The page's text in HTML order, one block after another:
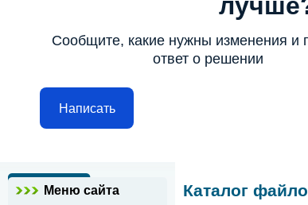
Сообщите, какие нужны изменения и
ответ о решении
Написать
Меню сайта
Каталог